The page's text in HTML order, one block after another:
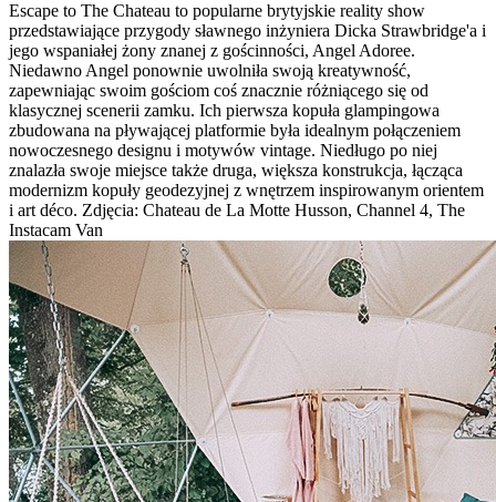
Escape to The Chateau to popularne brytyjskie reality show
przedstawiające przygody sławnego inżyniera Dicka Strawbridge'a i
jego wspaniałej żony znanej z gościnności, Angel Adoree.
Niedawno Angel ponownie uwolniła swoją kreatywność,
zapewniając swoim gościom coś znacznie różniącego się od
klasycznej scenerii zamku. Ich pierwsza kopuła glampingowa
zbudowana na pływającej platformie była idealnym połączeniem
nowoczesnego designu i motywów vintage. Niedługo po niej
znalazła swoje miejsce także druga, większa konstrukcja, łącząca
modernizm kopuły geodezyjnej z wnętrzem inspirowanym orientem
i art déco. Zdjęcia: Chateau de La Motte Husson, Channel 4, The
Instacam Van